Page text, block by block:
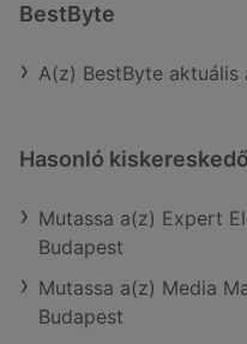
BestByte
A(z) BestByte aktuális
Hasonló
Mutassa a(z) Expert
Budapest
Mutassa a(z) Media
Budapest